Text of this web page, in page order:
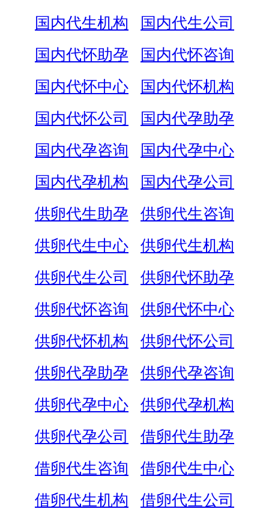
国内代生机构
国内代生公司
国内代怀助孕
国内代怀咨询
国内代怀中心
国内代怀机构
国内代怀公司
国内代孕助孕
国内代孕咨询
国内代孕中心
国内代孕机构
国内代孕公司
供卵代生助孕
供卵代生咨询
供卵代生中心
供卵代生机构
供卵代生公司
供卵代怀助孕
供卵代怀咨询
供卵代怀中心
供卵代怀机构
供卵代怀公司
供卵代孕助孕
供卵代孕咨询
供卵代孕中心
供卵代孕机构
供卵代孕公司
借卵代生助孕
借卵代生咨询
借卵代生中心
借卵代生机构
借卵代生公司